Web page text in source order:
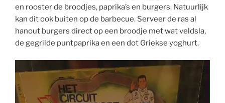
en rooster de broodjes, paprika’s en burgers. Natuurlijk
kan dit ook buiten op de barbecue. Serveer de ras al
hanout burgers direct op een broodje met wat veldsla,
de gegrilde puntpaprika en een dot Griekse yoghurt.